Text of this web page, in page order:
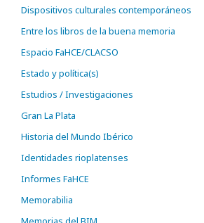
Dispositivos culturales contemporáneos
Entre los libros de la buena memoria
Espacio FaHCE/CLACSO
Estado y política(s)
Estudios / Investigaciones
Gran La Plata
Historia del Mundo Ibérico
Identidades rioplatenses
Informes FaHCE
Memorabilia